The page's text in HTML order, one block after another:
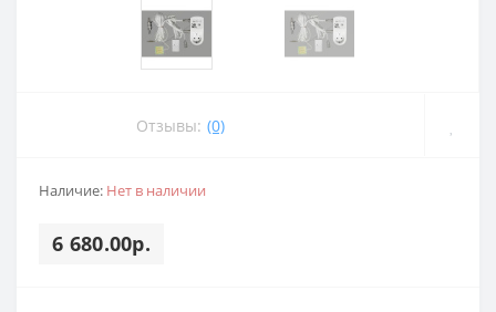
Отзывы: (0)
Наличие: Нет в наличии
6 680.00р.